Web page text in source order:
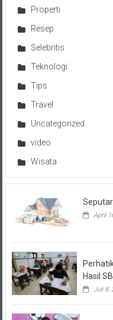
Properti
Resep
Selebritis
Teknologi
Tips
Travel
Uncategorized
video
Wisata
April
Hasil
Juli 8,